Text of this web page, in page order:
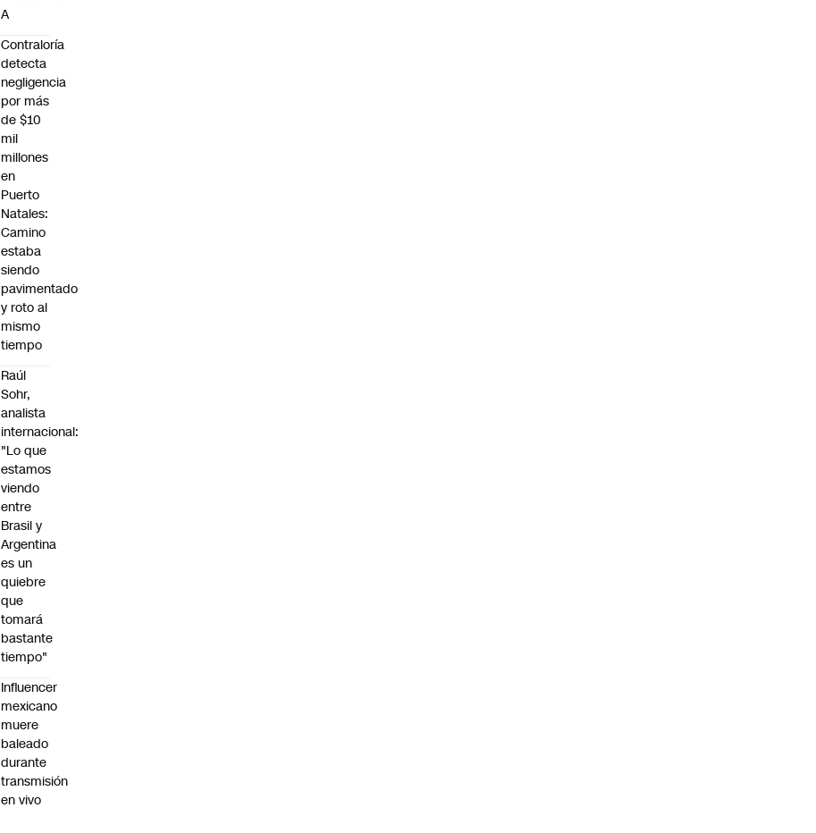
A
Contraloría
detecta
negligencia
por más
de $10
mil
millones
en
Puerto
Natales:
Camino
estaba
siendo
pavimentado
y roto al
mismo
tiempo
Raúl
Sohr,
analista
internacional:
"Lo que
estamos
viendo
entre
Brasil y
Argentina
es un
quiebre
que
tomará
bastante
tiempo"
Influencer
mexicano
muere
baleado
durante
transmisión
en vivo